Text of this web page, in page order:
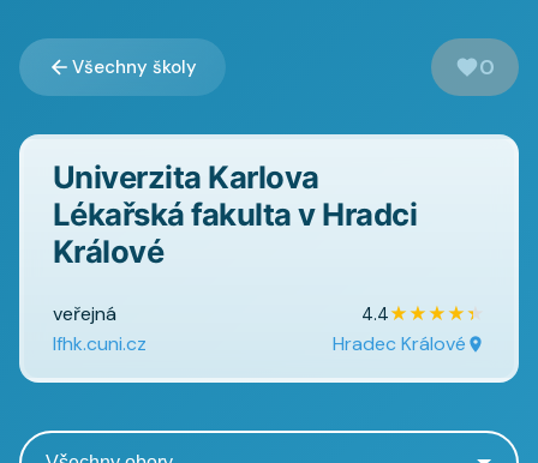
Všechny školy 0
Univerzita Karlova
Lékařská fakulta v Hradci
Králové
veřejná 4.4★★★★★
lfhk.cuni.cz Hradec Králové